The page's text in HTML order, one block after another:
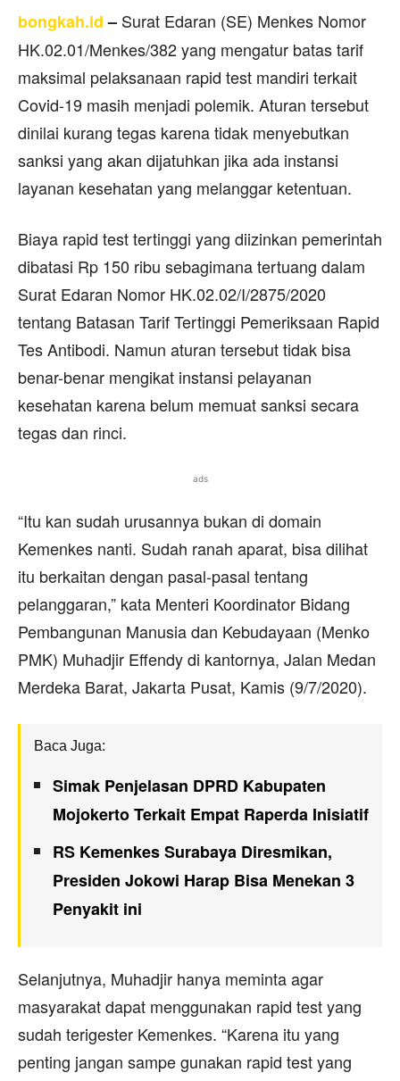
bongkah.id– Surat Edaran (SE) Menkes Nomor
HK.02.01/Menkes/382 yang mengatur batas tarif
maksimal pelaksanaan rapid test mandiri terkait
Covid-19 masih menjadi polemik. Aturan tersebut
dinilai kurang tegas karena tidak menyebutkan
sanksi yang akan dijatuhkan jika ada instansi
layanan kesehatan yang melanggar ketentuan.
Biaya rapid test tertinggi yang diizinkan pemerintah
dibatasi Rp 150 ribu sebagimana tertuang dalam
Surat Edaran Nomor HK.02.02/I/2875/2020
tentang Batasan Tarif Tertinggi Pemeriksaan Rapid
Tes Antibodi. Namun aturan tersebut tidak bisa
benar-benar mengikat instansi pelayanan
kesehatan karena belum memuat sanksi secara
tegas dan rinci.
ads
“Itu kan sudah urusannya bukan di domain
Kemenkes nanti. Sudah ranah aparat, bisa dilihat
itu berkaitan dengan pasal-pasal tentang
pelanggaran,” kata Menteri Koordinator Bidang
Pembangunan Manusia dan Kebudayaan (Menko
PMK) Muhadjir Effendy di kantornya, Jalan Medan
Merdeka Barat, Jakarta Pusat, Kamis (9/7/2020).
Baca Juga:
Simak Penjelasan DPRD Kabupaten
Mojokerto Terkait Empat Raperda Inisiatif
RS Kemenkes Surabaya Diresmikan,
Presiden Jokowi Harap Bisa Menekan 3
Penyakit ini
Selanjutnya, Muhadjir hanya meminta agar
masyarakat dapat menggunakan rapid test yang
sudah terigester Kemenkes. “Karena itu yang
penting jangan sampe gunakan rapid test yang